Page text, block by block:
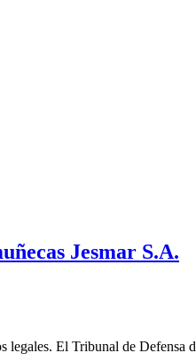
Jesmar S.A.
legales. El Tribunal de Defensa